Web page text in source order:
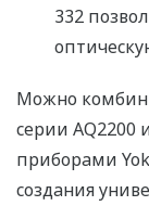
332
Можно
серии
приборами
создания